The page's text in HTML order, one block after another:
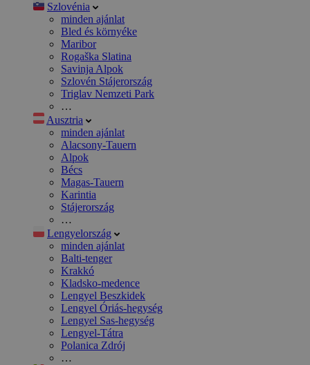
Szlovénia
minden ajánlat
Bled és környéke
Maribor
Rogaška Slatina
Savinja Alpok
Szlovén Stájerország
Triglav Nemzeti Park
…
Ausztria
minden ajánlat
Alacsony-Tauern
Alpok
Bécs
Magas-Tauern
Karintia
Stájerország
…
Lengyelország
minden ajánlat
Balti-tenger
Krakkó
Kladsko-medence
Lengyel Beszkidek
Lengyel Óriás-hegység
Lengyel Sas-hegység
Lengyel-Tátra
Polanica Zdrój
…